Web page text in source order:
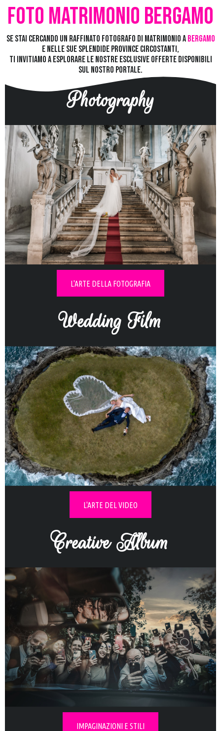
Foto Matrimonio Bergamo
Se stai cercando un raffinato fotografo di matrimonio a Bergamo
e nelle sue splendide province circostanti,
ti invitiamo a esplorare le nostre esclusive offerte disponibili
sul nostro portale.
Photography
Esplora iReal Wedding
L'ARTE DELLA FOTOGRAFIA
Wedding Film
Esplora la collezione video diinnamorati
L'ARTE DEL VIDEO
Creative Album
Esplora lacollezione d'album
IMPAGINAZIONI E STILI